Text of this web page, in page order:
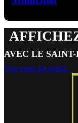
AVEC LE
Voir notre kit média